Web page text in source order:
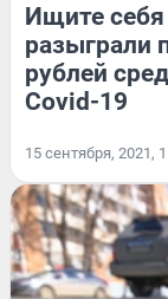
Ищите себя
разыграли
рублей
Covid-19
15 сентября, 2021,